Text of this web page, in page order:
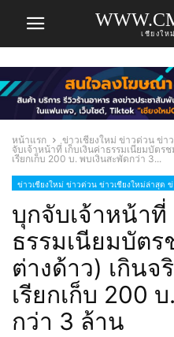
เชียงให
หน้าแรก ข่าวเชียงใหม่ ข่าวด่วน ข่า
จับเจ้าหน้าที่ เก็บเงินค่าธรรมเนียมบัตร
เรียกเก็บ 200 บ. พบเงินสะพัดกว่า 3...
ข่าวเชียงใหม่ ข่าวด่วน ข่าวเชียงใหม่ล่าสุด
บุกจับเจ้าหน้าที่
ธรรมเนียมบัต
ต่างด้าว) เกินจ
เรียกเก็บ 200
กว่า 3 ล้าน